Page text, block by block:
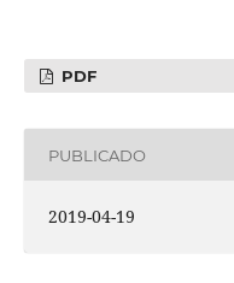
PDF
PUBLICADO
2019-04-19